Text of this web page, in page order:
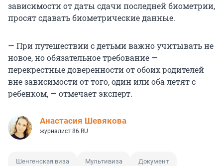
зависимости от даты сдачи последней биометрии,
просят сдавать биометрические данные.
— При путешествии с детьми важно учитывать не
новое, но обязательное требование —
перекрестные доверенности от обоих родителей
вне зависимости от того, один или оба летят с
ребенком, — отмечает эксперт.
Анастасия Шевякова
журналист 86.RU
Шенгенская виза Мультивиза Документ